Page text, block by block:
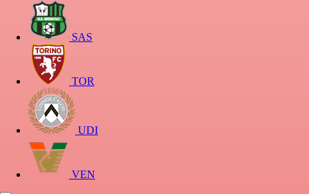
SAS
TOR
UDI
VEN